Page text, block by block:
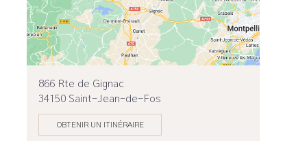
866 Rte de Gignac
34150 Saint-Jean-de-Fos
OBTENIR UN ITINÉRAIRE